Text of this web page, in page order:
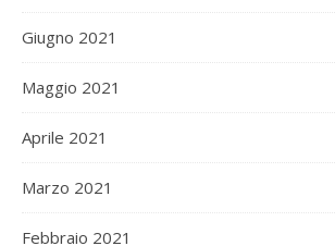
Giugno 2021
Maggio 2021
Aprile 2021
Marzo 2021
Febbraio 2021